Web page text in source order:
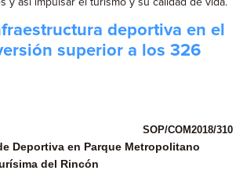
y así impulsar el turismo y su calidad de vida.
deportiva en el
superior a los 326
SOP/COM2018/310
Deportiva en Parque Metropolitano
del Rincón